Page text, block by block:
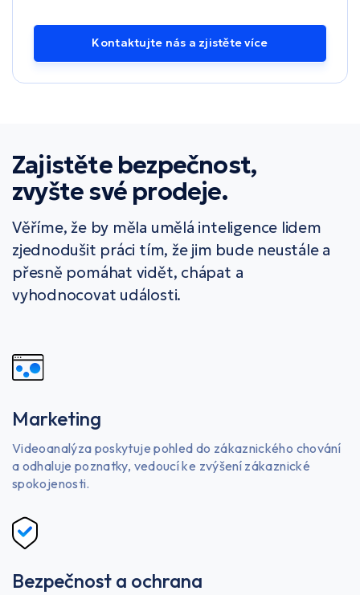
Kontaktujte nás a zjistěte více
Zajistěte bezpečnost,
zvyšte své prodeje.
Věříme, že by měla umělá inteligence lidem
zjednodušit práci tím, že jim bude neustále a
přesně pomáhat vidět, chápat a
vyhodnocovat události.
Marketing
Videoanalýza poskytuje pohled do zákaznického chování
a odhaluje poznatky, vedoucí ke zvýšení zákaznické
spokojenosti.
Bezpečnost a ochrana